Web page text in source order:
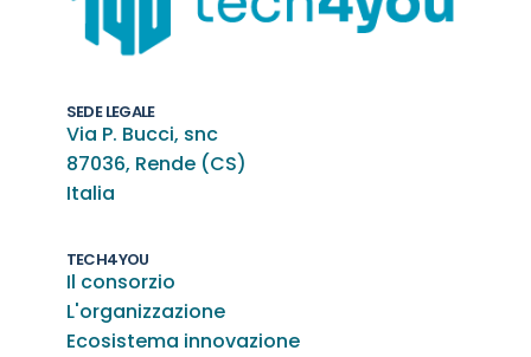
SEDE LEGALE
Via P. Bucci, snc
87036, Rende (CS)
Italia
TECH4YOU
Il consorzio
L'organizzazione
Ecosistema innovazione